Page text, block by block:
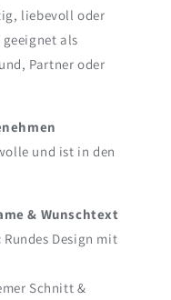
liebevoll oder
als
Partner oder
und ist in den
& Wunschtext
Rundes Design mit
Schnitt &